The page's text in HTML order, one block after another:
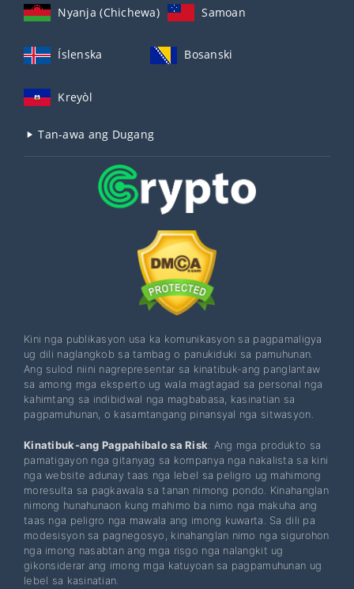
Nyanja (Chichewa) Samoan
Íslenska Bosanski
Kreyòl
Tan-awa ang Dugang
Kini nga publikasyon usa ka komunikasyon sa pagpamaligya
ug dili naglangkob sa tambag o panukiduki sa pamuhunan.
Ang sulod niini nagrepresentar sa kinatibuk-ang panglantaw
sa among mga eksperto ug wala magtagad sa personal nga
kahimtang sa indibidwal nga magbabasa, kasinatian sa
pagpamuhunan, o kasamtangang pinansyal nga sitwasyon.
Kinatibuk-ang Pagpahibalo sa Risk: Ang mga produkto sa
pamatigayon nga gitanyag sa kompanya nga nakalista sa kini
nga website adunay taas nga lebel sa peligro ug mahimong
moresulta sa pagkawala sa tanan nimong pondo. Kinahanglan
nimong hunahunaon kung mahimo ba nimo nga makuha ang
taas nga peligro nga mawala ang imong kuwarta. Sa dili pa
modesisyon sa pagnegosyo, kinahanglan nimo nga sigurohon
nga imong nasabtan ang mga risgo nga nalangkit ug
gikonsiderar ang imong mga katuyoan sa pagpamuhunan ug
lebel sa kasinatian.